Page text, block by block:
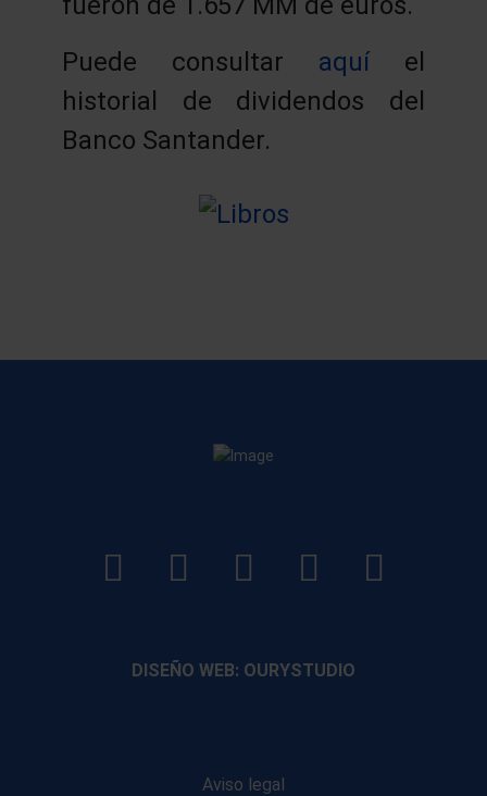
Puede consultar aquí el
historial de dividendos del
Banco Santander.
LinkedInInstagramFacebook
YouTube
DISEÑO WEB: OURYSTUDIO
Aviso legal